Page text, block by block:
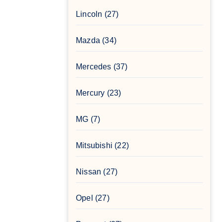
Lincoln (27)
Mazda (34)
Mercedes (37)
Mercury (23)
MG (7)
Mitsubishi (22)
Nissan (27)
Opel (27)